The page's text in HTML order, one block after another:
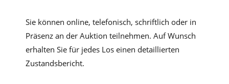
Sie können online, telefonisch, schriftlich oder in
Präsenz an der Auktion teilnehmen. Auf Wunsch
erhalten Sie für jedes Los einen detaillierten
Zustandsbericht.